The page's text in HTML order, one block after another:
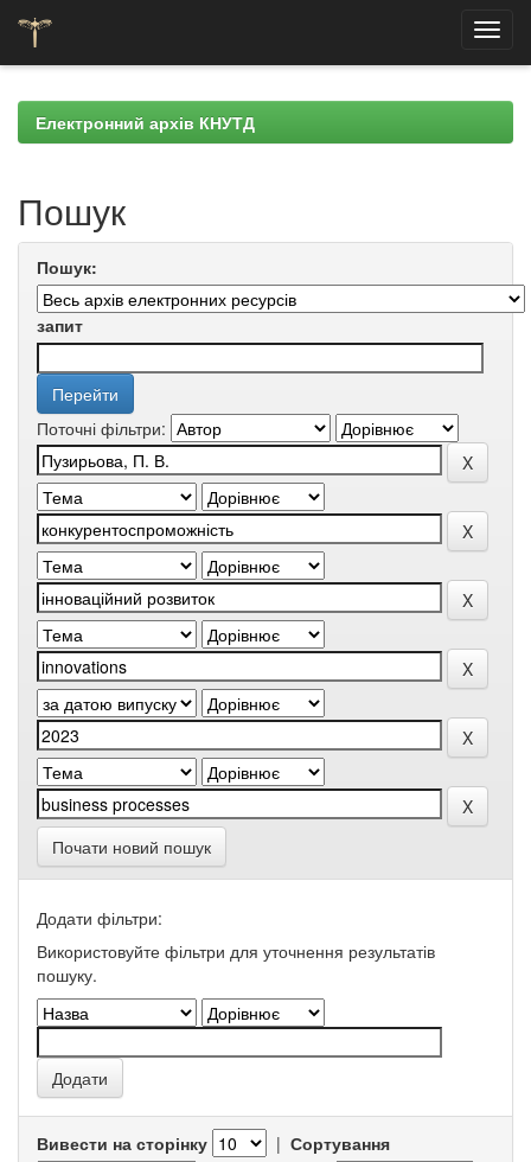
navigationЕлектронний архів КНУТД
Пошук
Пошук:
запит
Поточні фільтри:
Почати новий пошук
Додати фільтри:
Використовуйте фільтри для уточнення результатів
пошуку.
Вивести на сторінку | Сортування